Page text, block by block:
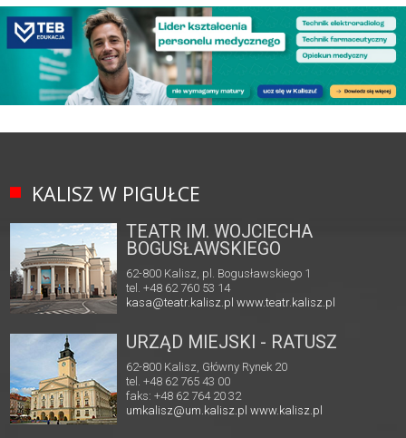
KALISZ W PIGUŁCE
TEATR IM. WOJCIECHA
BOGUSŁAWSKIEGO
62-800 Kalisz, pl. Bogusławskiego 1
tel. +48 62 760 53 14
kasa@teatr.kalisz.pl www.teatr.kalisz.pl
URZĄD MIEJSKI - RATUSZ
62-800 Kalisz, Główny Rynek 20
tel. +48 62 765 43 00
faks: +48 62 764 20 32
umkalisz@um.kalisz.plwww.kalisz.pl